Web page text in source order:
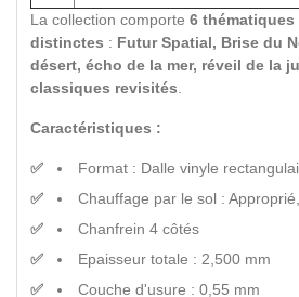
La collection comporte 6 thématiques
distinctes : Futur Spatial, Brise du
désert, écho de la mer, réveil de la
classiques revisités
Caractéristiques :
Format : Dalle vinyle
Chauffage par le sol :
Chanfrein 4 côtés
Epaisseur totale : 2,500 mm
Couche d'usure : 0,55 mm